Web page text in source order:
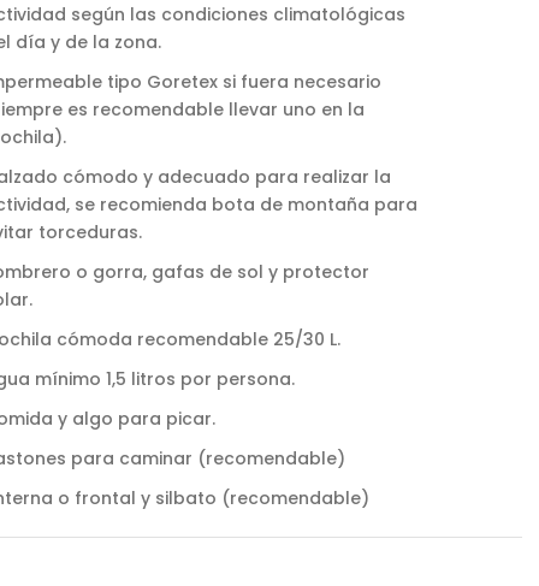
según las condiciones climatológicas
día y de la zona.
tipo Goretex si fuera necesario
es recomendable llevar uno en la
cómodo y adecuado para realizar la
se recomienda bota de montaña para
torceduras.
o gorra, gafas de sol y protector
cómoda recomendable 25/30 L.
mínimo 1,5 litros por persona.
y algo para picar.
para caminar (recomendable)
o frontal y silbato (recomendable)